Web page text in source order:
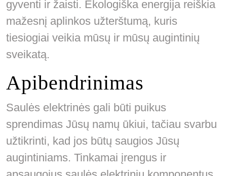
gyventi ir žaisti. Ekologiška energija reiškia
mažesnį aplinkos užterštumą, kuris
tiesiogiai veikia mūsų ir mūsų augintinių
sveikatą.
Apibendrinimas
Saulės elektrinės gali būti puikus
sprendimas Jūsų namų ūkiui, tačiau svarbu
užtikrinti, kad jos būtų saugios Jūsų
augintiniams. Tinkamai įrengus ir